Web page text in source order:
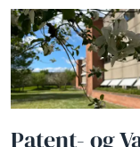
Patent- og